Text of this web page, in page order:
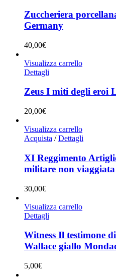
Zuccheriera
Germany
40,00€
Visualizza carrello
Dettagli
Zeus I miti degli eroi
20,00€
Visualizza carrello
Acquista / Dettagli
XI Reggimento
militare non viaggiata
30,00€
Visualizza carrello
Dettagli
Witness Il testimone
Wallace giallo
5,00€